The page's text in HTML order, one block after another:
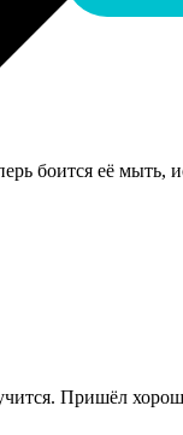
боится её мыть,
Пришёл